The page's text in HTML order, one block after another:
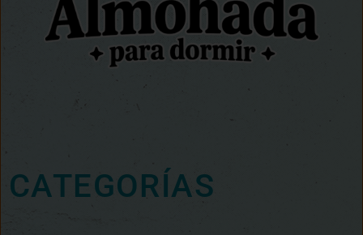
CATEGORÍAS